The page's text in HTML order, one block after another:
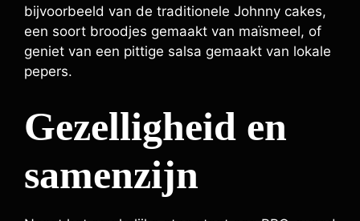
bijvoorbeeld van de traditionele Johnny cakes,
een soort broodjes gemaakt van maïsmeel, of
geniet van een pittige salsa gemaakt van lokale
pepers.
Gezelligheid en
samenzijn